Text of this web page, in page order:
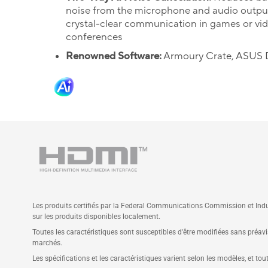
noise from the microphone and audio
crystal-clear communication in games or
conferences
Renowned Software:Armoury Crate, ASUS
Les produits certifiés par la Federal Communications Commission et
sur les produits disponibles localement.
Toutes les caractéristiques sont susceptibles d'être modifiées sans
marchés.
Les spécifications et les caractéristiques varient selon les modèles, et